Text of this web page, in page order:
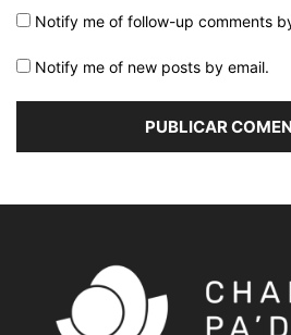
Notify me of follow-up comments
Notify me of new posts by email.